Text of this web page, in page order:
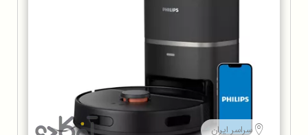
سراسر ایران